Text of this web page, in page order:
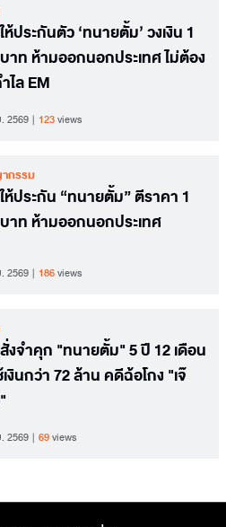
ห้ประกันตัว ‘ทนายตั้ม’ วงเงิน 1
าท ห้ามออกนอกประเทศ ไม่ต้อง
ไล EM
2569 123views
กรรม
ห้ประกัน “ทนายตั้ม” ตีราคา 1
าท ห้ามออกนอกประเทศ
2569 186views
งจำคุก "ทนายตั้ม" 5 ปี 12 เดือน
เงินกว่า 72 ล้าน คดีฉ้อโกง "เจ๊
2569 69views